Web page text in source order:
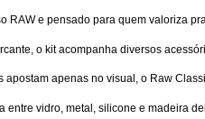
RAW e pensado para quem valoriza
o kit acompanha diversos
apostam apenas no visual, o Raw
entre vidro, metal, silicone e madeira